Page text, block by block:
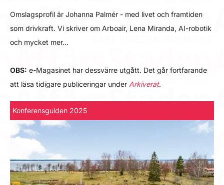
Omslagsprofil är Johanna Palmér - med livet och framtiden
som drivkraft. Vi skriver om Arboair, Lena Miranda, AI-robotik
och mycket mer…
OBS: e-Magasinet har dessvärre utgått. Det går fortfarande
att läsa tidigare publiceringar under Arkiverat.
Konferensguiden 2025